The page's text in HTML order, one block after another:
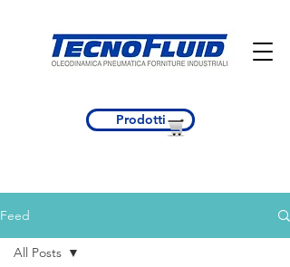
Prodotti
Feed
All Posts